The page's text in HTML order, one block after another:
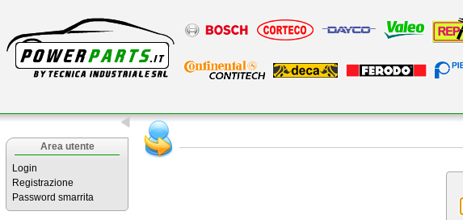
Area utente
Login
Registrazione
Password smarrita